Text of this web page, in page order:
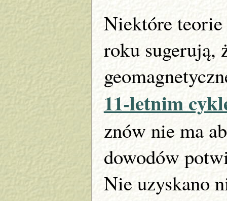
Niektóre teorie
roku sugerują,
11-letnim
znów nie ma
dowodów
Nie uzyskano